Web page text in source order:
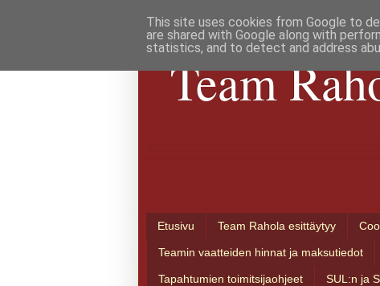
Team
Etusivu Team Rahola esittäytyy
Teamin vaatteiden hinnat ja maksutiedot
Tapahtumien toimitsijaohjeet SUL:n ja
This site uses cookies from Google to
are shared with Google along with
statistics, and to detect and address